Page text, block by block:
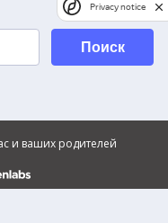
Поиск
и ваших родителей
Privacy notice